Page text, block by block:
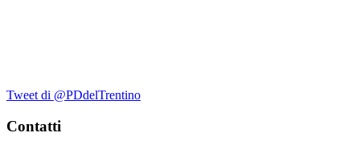
Tweet di @PDdelTrentino
Contatti